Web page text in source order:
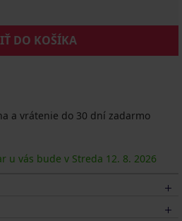
DO KOŠÍKA
a vrátenie do 30 dní zadarmo
u vás bude v Streda 12. 8. 2026